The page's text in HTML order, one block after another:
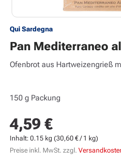
Qui Sardegna
Pan Mediterraneo
Ofenbrot aus Hartweizengrieß
150 g Packung
Regulärer Preis:
4,59 €
Inhalt: 0.15 kg (30,60 € / 1 kg)
Preise inkl. MwSt. zzgl.